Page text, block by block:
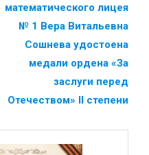
математического лицея
№ 1 Вера Витальевна
Сошнева удостоена
медали ордена «За
заслуги перед
Отечеством» II степени